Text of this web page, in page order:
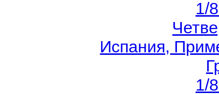
1/
Испания,
1/